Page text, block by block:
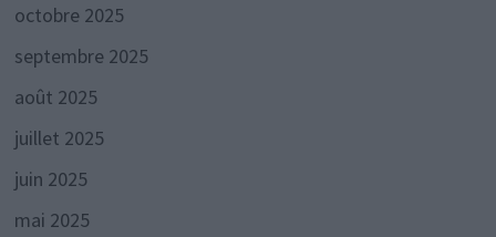
octobre 2025
septembre 2025
août 2025
juillet 2025
juin 2025
mai 2025